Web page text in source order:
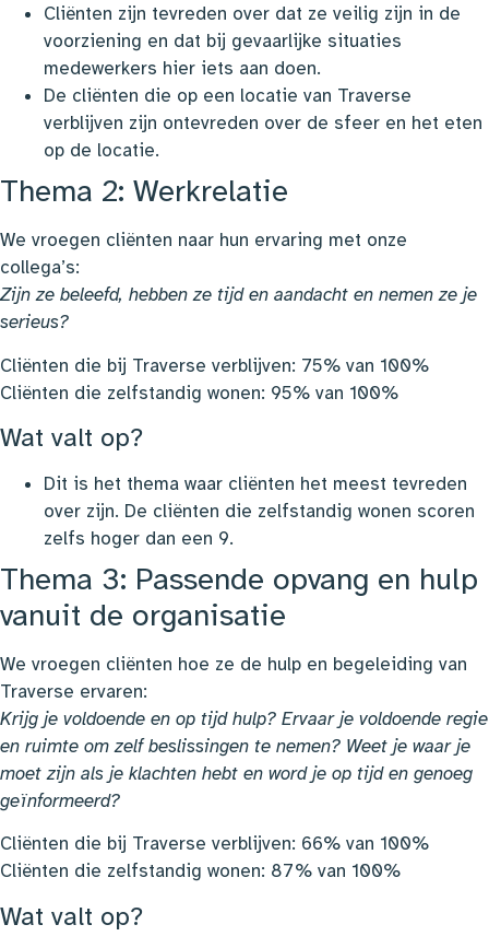
Cliënten zijn tevreden over dat ze veilig zijn in de
voorziening en dat bij gevaarlijke situaties
medewerkers hier iets aan doen.
De cliënten die op een locatie van Traverse
verblijven zijn ontevreden over de sfeer en het eten
op de locatie.
Thema 2: Werkrelatie
We vroegen cliënten naar hun ervaring met onze
collega’s:
Zijn ze beleefd, hebben ze tijd en aandacht en nemen ze je
serieus?
Cliënten die bij Traverse verblijven: 75% van 100%
Cliënten die zelfstandig wonen: 95% van 100%
Wat valt op?
Dit is het thema waar cliënten het meest tevreden
over zijn. De cliënten die zelfstandig wonen scoren
zelfs hoger dan een 9.
Thema 3: Passende opvang en hulp
vanuit de organisatie
We vroegen cliënten hoe ze de hulp en begeleiding van
Traverse ervaren:
Krijg je voldoende en op tijd hulp? Ervaar je voldoende regie
en ruimte om zelf beslissingen te nemen? Weet je waar je
moet zijn als je klachten hebt en word je op tijd en genoeg
geïnformeerd?
Cliënten die bij Traverse verblijven: 66% van 100%
Cliënten die zelfstandig wonen: 87% van 100%
Wat valt op?